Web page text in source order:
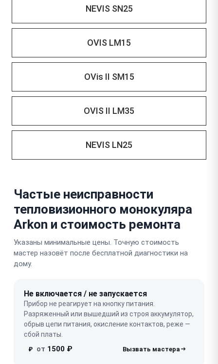
NEVIS SN25
OVIS LM15
OVis II SM15
OVIS II LM35
NEVIS LN25
Частые неисправности
тепловизионного монокуляра
Arkon и стоимость ремонта
Указаны минимальные цены. Точную стоимость
мастер назовёт после бесплатной диагностики на
дому.
Не включается / не запускается
Прибор не реагирует на кнопку питания.
Разряженный или вышедший из строя аккумулятор,
обрыв цепи питания, окисление контактов, реже —
сбой платы.
₽ от 1500 ₽